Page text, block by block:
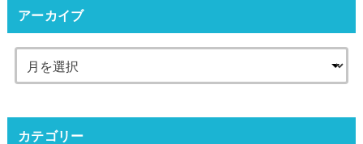
アーカイブ
カテゴリー